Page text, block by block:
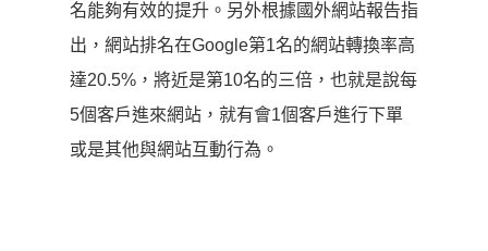
名能夠有效的提升。另外根據國外網站報告指
出，網站排名在Google第1名的網站轉換率高
達20.5%，將近是第10名的三倍，也就是說每
5個客戶進來網站，就有會1個客戶進行下單
或是其他與網站互動行為。